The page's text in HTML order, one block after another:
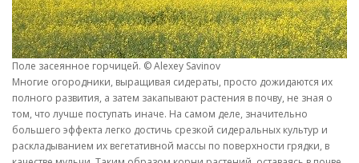
Поле засеянное горчицей. © Alexey Savinov
Многие огородники, выращивая сидераты, просто дожидаются их
полного развития, а затем закапывают растения в почву, не зная о
том, что лучше поступать иначе. На самом деле, значительно
большего эффекта легко достичь срезкой сидеральных культур и
раскладыванием их вегетативной массы по поверхности грядки, в